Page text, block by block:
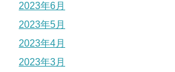
2023年6月
2023年5月
2023年4月
2023年3月